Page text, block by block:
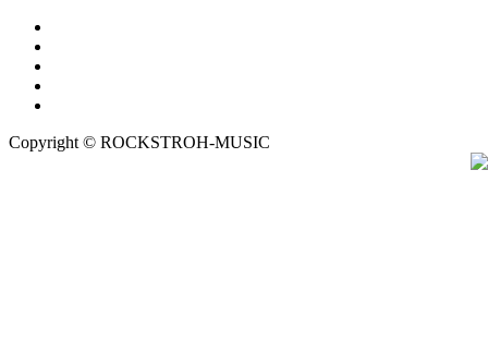
Copyright © ROCKSTROH-MUSIC